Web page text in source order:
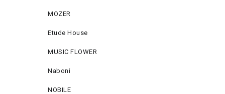
MOZER
Etude House
MUSIC FLOWER
Naboni
NOBILE